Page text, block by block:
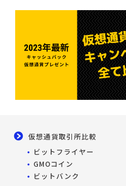
仮想通貨取引所比較
ビットフライヤー
GMOコイン
ビットバンク